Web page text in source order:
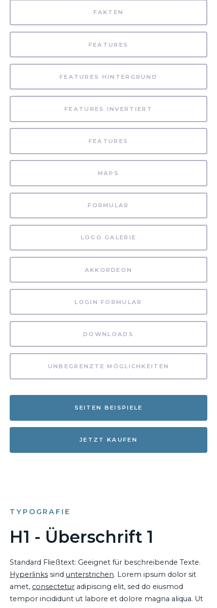
FAKTEN
FEATURES
FEATURES HINTERGRUND
FEATURES INVERTIERT
FEATURES
MAPS
FORMULAR
LOGO GALERIE
AKKORDEON
LOGIN FORMULAR
DOWNLOADS
UNBEGRENZTE MÖGLICHKEITEN
SEITEN BEISPIELE
JETZT KAUFEN
TYPOGRAFIE
H1 - Überschrift 1
Standard Fließtext: Geeignet für beschreibende Texte.
Hyperlinks sind unterstrichen. Lorem ipsum dolor sit
amet, consectetur adipiscing elit, sed do eiusmod
tempor incididunt ut labore et dolore magna aliqua. Ut